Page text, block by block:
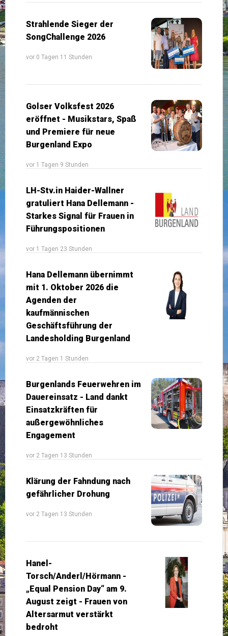
Strahlende Sieger der
SongChallenge 2026
vor 0 Tagen 11 Stunden
Golser Volksfest 2026
eröffnet - Musikstars, Spaß
und Premiere für neue
Burgenland Expo
vor 1 Tagen 9 Stunden
LH-Stv.in Haider-Wallner
gratuliert Hana Dellemann -
Starkes Signal für Frauen in
Führungspositionen
vor 1 Tagen 23 Stunden
Hana Dellemann übernimmt
mit 1. Oktober 2026 die
Agenden der
kaufmännischen
Geschäftsführung der
Landesholding Burgenland
vor 2 Tagen 1 Stunden
Burgenlands Feuerwehren im
Dauereinsatz - Land dankt
Einsatzkräften für
außergewöhnliches
Engagement
vor 2 Tagen 13 Stunden
Klärung der Fahndung nach
gefährlicher Drohung
vor 2 Tagen 13 Stunden
Hanel-
Torsch/Anderl/Hörmann -
„Equal Pension Day“ am 9.
August zeigt - Frauen von
Altersarmut verstärkt
bedroht